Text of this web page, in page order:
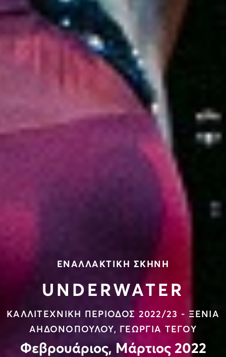
ΕΝΑΛΛΑΚΤΙΚΗ ΣΚΗΝΗ
UNDERWATER
ΚΑΛΛΙΤΕΧΝΙΚΗ ΠΕΡΙΟΔΟΣ 2022/23 - ΞΕΝΙΑ
ΑΗΔΟΝΟΠΟΥΛΟΥ, ΓΕΩΡΓΙΑ ΤΕΓΟΥ
Φεβρουάριος, Μάρτιος 2022